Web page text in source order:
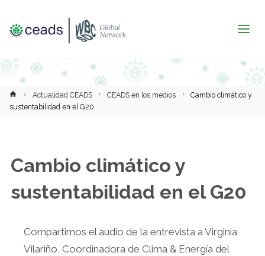
InicioActualidad CEADS CEADS en los medios
Cambio climático y
sustentabilidad en el G20
Cambio climático y
sustentabilidad en el G20
Compartimos el audio de la entrevista a Virginia
Vilariño, Coordinadora de Clima & Energía del